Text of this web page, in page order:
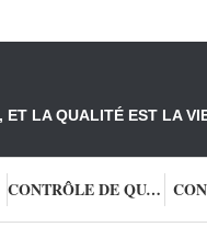
LA QUALITÉ EST LA
CONTRÔLE DE QUALITÉ